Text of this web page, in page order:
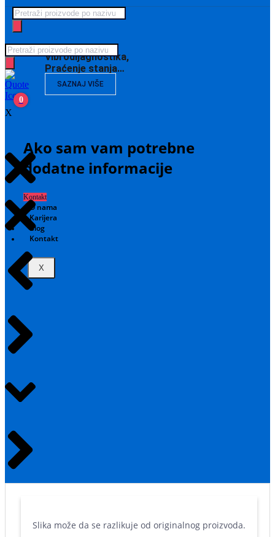
Vibrodijagnostika,
Praćenje stanja…
SAZNAJ VIŠE
Ako sam vam potrebne
dodatne informacije
Kontakt
O nama
Karijera
Blog
Kontakt
X
Products
search
Products
search
0
X
Slika može da se razlikuje od originalnog proizvoda.